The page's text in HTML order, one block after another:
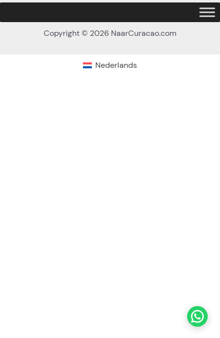
Copyright © 2026 NaarCuracao.com
Nederlands